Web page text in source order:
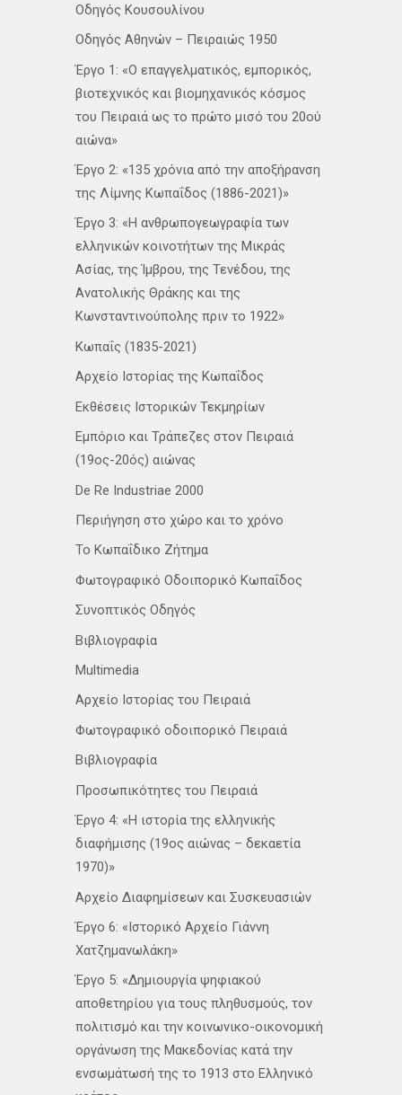
Οδηγός Κουσουλίνου
Οδηγός Αθηνών – Πειραιώς 1950
Έργο 1: «Ο επαγγελματικός, εμπορικός,
βιοτεχνικός και βιομηχανικός κόσμος
του Πειραιά ως το πρώτο μισό του 20ού
αιώνα»
Έργο 2: «135 χρόνια από την αποξήρανση
της Λίμνης Κωπαΐδος (1886-2021)»
Έργο 3: «Η ανθρωπογεωγραφία των
ελληνικών κοινοτήτων της Μικράς
Ασίας, της Ίμβρου, της Τενέδου, της
Ανατολικής Θράκης και της
Κωνσταντινούπολης πριν το 1922»
Κωπαΐς (1835-2021)
Αρχείο Ιστορίας της Κωπαΐδος
Εκθέσεις Ιστορικών Τεκμηρίων
Εμπόριο και Τράπεζες στον Πειραιά
(19ος-20ός) αιώνας
De Re Industriae 2000
Περιήγηση στο χώρο και το χρόνο
Το Κωπαΐδικο Ζήτημα
Φωτογραφικό Οδοιπορικό Κωπαΐδος
Συνοπτικός Οδηγός
Βιβλιογραφία
Multimedia
Αρχείο Ιστορίας του Πειραιά
Φωτογραφικό οδοιπορικό Πειραιά
Βιβλιογραφία
Προσωπικότητες του Πειραιά
Έργο 4: «Η ιστορία της ελληνικής
διαφήμισης (19ος αιώνας – δεκαετία
1970)»
Αρχείο Διαφημίσεων και Συσκευασιών
Έργο 6: «Ιστορικό Αρχείο Γιάννη
Χατζημανωλάκη»
Έργο 5: «Δημιουργία ψηφιακού
αποθετηρίου για τους πληθυσμούς, τον
πολιτισμό και την κοινωνικο-οικονομική
οργάνωση της Μακεδονίας κατά την
ενσωμάτωσή της το 1913 στο Ελληνικό